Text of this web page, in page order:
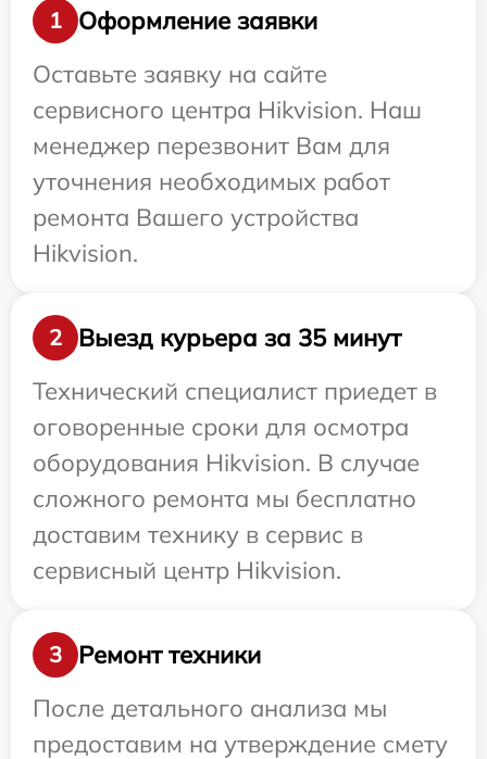
1
Оформление заявки
Оставьте заявку на сайте
сервисного центра Hikvision. Наш
менеджер перезвонит Вам для
уточнения необходимых работ
ремонта Вашего устройства
Hikvision.
2
Выезд курьера за 35 минут
Технический специалист приедет в
оговоренные сроки для осмотра
оборудования Hikvision. В случае
сложного ремонта мы бесплатно
доставим технику в сервис в
сервисный центр Hikvision.
3
Ремонт техники
После детального анализа мы
предоставим на утверждение смету